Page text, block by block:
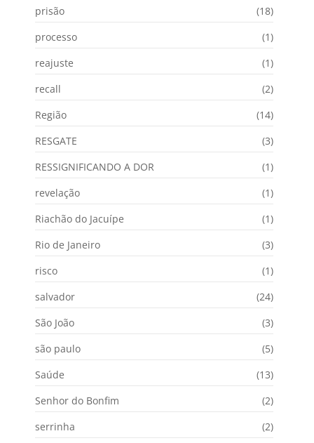
prisão
(18)
processo
(1)
reajuste
(1)
recall
(2)
Região
(14)
RESGATE
(3)
RESSIGNIFICANDO A DOR
(1)
revelação
(1)
Riachão do Jacuípe
(1)
Rio de Janeiro
(3)
risco
(1)
salvador
(24)
São João
(3)
são paulo
(5)
Saúde
(13)
Senhor do Bonfim
(2)
serrinha
(2)